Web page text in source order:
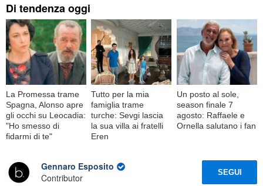
Di tendenza oggi
La Promessa trame
Spagna, Alonso apre
gli occhi su Leocadia:
"Ho smesso di
fidarmi di te"
Tutto per la mia
famiglia trame
turche: Sevgi lascia
la sua villa ai fratelli
Eren
Un posto al sole,
season finale 7
agosto: Raffaele e
Ornella salutano i fan
Gennaro Esposito
Contributor
SEGUI